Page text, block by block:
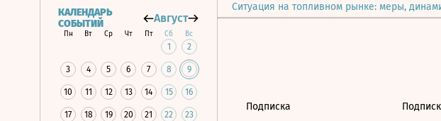
Ситуация на топливном рынке: меры,
КАЛЕНДАРЬ
СОБЫТИЙ
Август
Пн Вт Ср Чт Пт Сб Вс
1 2
3 4 5 6 7 8 9
10 11 12 13 14 15 16
17 18 19 20 21 22 23
Подписка